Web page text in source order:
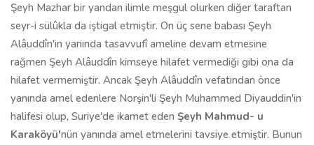
Şeyh Mazhar bir yandan ilimle meşgul olurken diğer taraftan
seyr-i sülûkla da iştigal etmiştir. On üç sene babası Şeyh
Alâuddîn'in yanında tasavvufî ameline devam etmesine
rağmen Şeyh Alâuddîn kimseye hilafet vermediği gibi ona da
hilafet vermemiştir. Ancak Şeyh Alâuddîn vefatından önce
yanında amel edenlere Norşin'li Şeyh Muhammed Diyauddin'in
halifesi olup, Suriye'de ikamet eden Şeyh Mahmud- u
Karaköyü'nün yanında amel etmelerini tavsiye etmiştir. Bunun